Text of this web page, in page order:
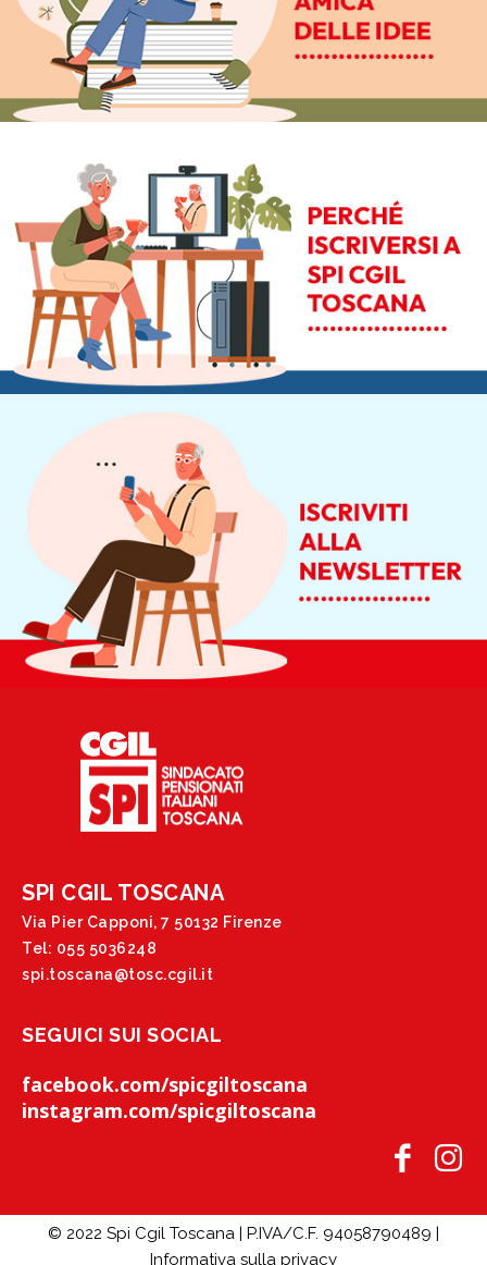
SPI CGIL TOSCANA
Via Pier Capponi, 7 50132 Firenze
Tel: 055 5036248
spi.toscana@tosc.cgil.it
SEGUICI SUI SOCIAL
facebook.com/spicgiltoscana
instagram.com/spicgiltoscana
© 2022 Spi Cgil Toscana | P.IVA/C.F. 94058790489 |
Informativa sulla privacy